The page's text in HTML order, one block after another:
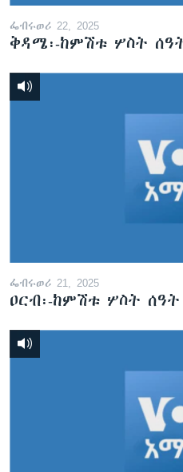
ፌብሩወሪ 22, 2025
ቅዳሜ፡-ከምሽቱ ሦስት
ፌብሩወሪ 21, 2025
ዐርብ፡-ከምሽቱ ሦስት